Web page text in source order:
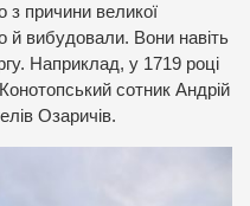
з причини великої
й вибудовали. Вони навіть
Наприклад, у 1719 році
сотник Андрій
Озаричів.